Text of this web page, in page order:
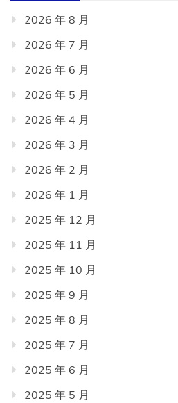
2026 年 8 月
2026 年 7 月
2026 年 6 月
2026 年 5 月
2026 年 4 月
2026 年 3 月
2026 年 2 月
2026 年 1 月
2025 年 12 月
2025 年 11 月
2025 年 10 月
2025 年 9 月
2025 年 8 月
2025 年 7 月
2025 年 6 月
2025 年 5 月